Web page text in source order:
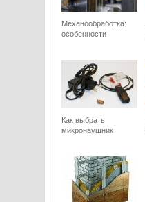
Механообработка:
особенности
Как выбрать
микронаушник